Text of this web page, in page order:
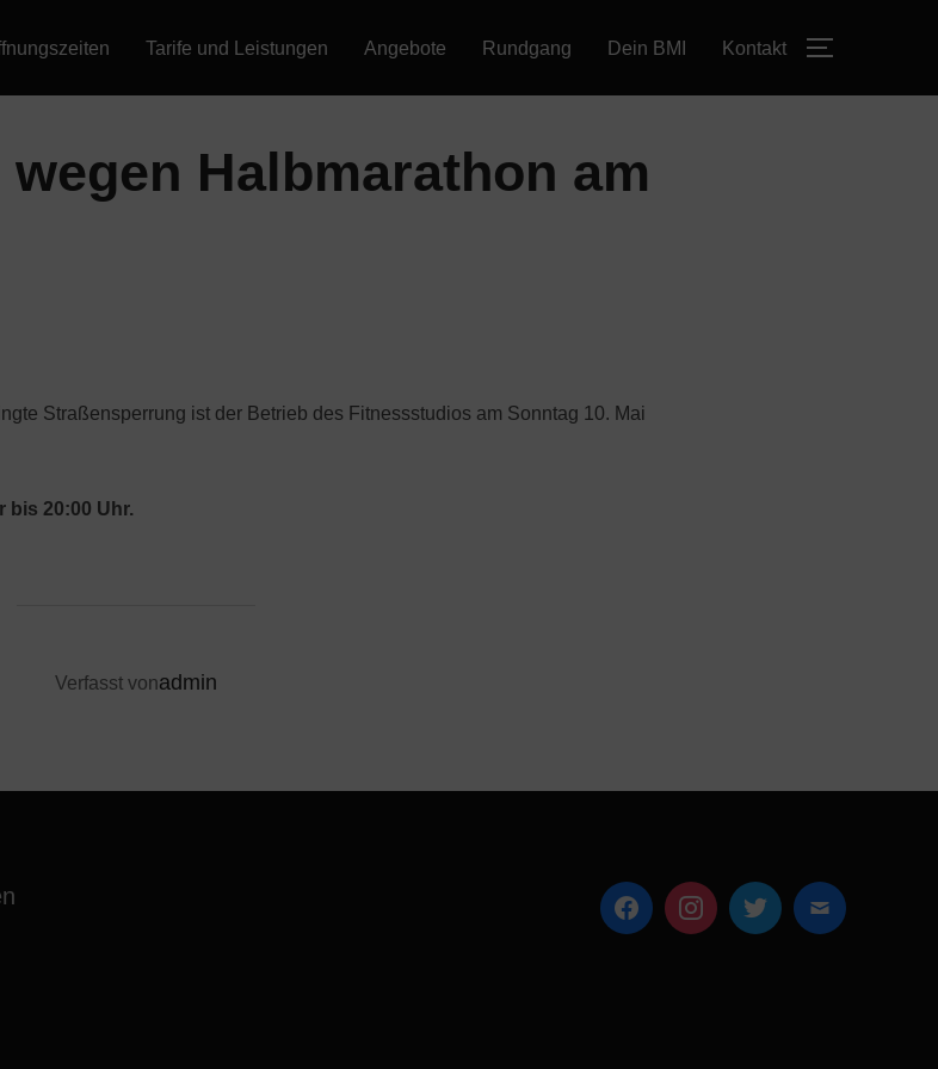
Tarife und Leistungen Angebote Rundgang Dein BMI Kontakt
Halbmarathon am
Straßensperrung ist der Betrieb des Fitnessstudios am Sonntag 10. Mai
bis 20:00 Uhr.
BEITRAGSAUTOR
Verfasst vonadmin